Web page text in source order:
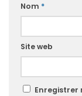
Nom *
Site web
Enregistrer